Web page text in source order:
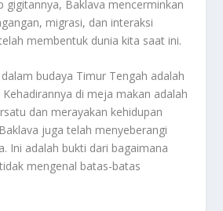
gigitannya, Baklava mencerminkan
migrasi, dan interaksi
membentuk dunia kita saat ini.
budaya Timur Tengah adalah
di meja makan adalah
dan merayakan kehidupan
juga telah menyeberangi
Ini adalah bukti dari bagaimana
mengenal batas-batas